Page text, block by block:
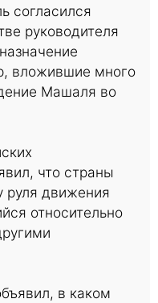
согласился
руководителя
вложившие много
Машаля во
что страны
руля движения
относительно
в каком